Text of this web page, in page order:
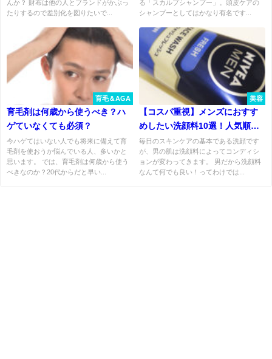
んか？ 財布は他の人とブランドがかぶっ
たりするので差別化を図りたいで...
る「スカルプシャンプー」。頭皮ケアの
シャンプーとしてはかなり有名です...
育毛＆AGA
育毛剤は何歳から使うべき？ハ
ゲていなくても必須？
今ハゲてはいない人でも将来に備えて育
毛剤を使おうか悩んでいる人、多いかと
思います。 では、育毛剤は何歳から使う
べきなのか？20代からだと早い...
美容
【コスパ重視】メンズにおすす
めしたい洗顔料10選！人気順で
紹介!!1000円以下限定。
毎日のスキンケアの基本である洗顔です
が、男の肌は洗顔料によってコンディシ
ョンが変わってきます。 男だから洗顔料
なんて何でも良い！ってわけでは...